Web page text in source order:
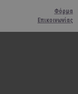
Φόρμα
Επικοινωνίας